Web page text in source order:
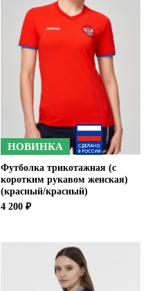
НОВИНКА
Футболка трикотажная (с
коротким рукавом женская)
(красный/красный)
4 200 ₽